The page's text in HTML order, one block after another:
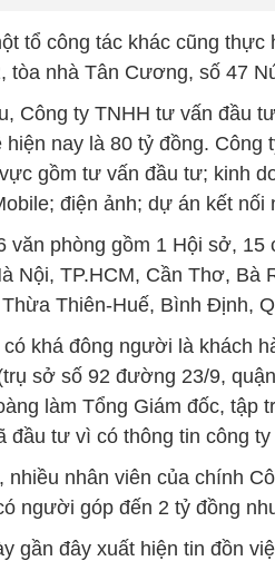
tổ công tác khác cũng thực
tòa nhà Tân Cương, số 47
Công ty TNHH tư vấn đầu
nay là 80 tỷ đồng. Công
gồm tư vấn đầu tư; kinh
điện ảnh; dự án kết nối
văn phòng gồm 1 Hội sở, 15
Nội, TP.HCM, Cần Thơ, Bà
Thiên-Huế, Bình Định,
khá đông người là khách
sở số 92 đường 23/9,
làm Tổng Giám đốc, tập
đầu tư vì có thông tin công
nhiều nhân viên của chính
người góp đến 2 tỷ đồng
gần đây xuất hiện tin đồn